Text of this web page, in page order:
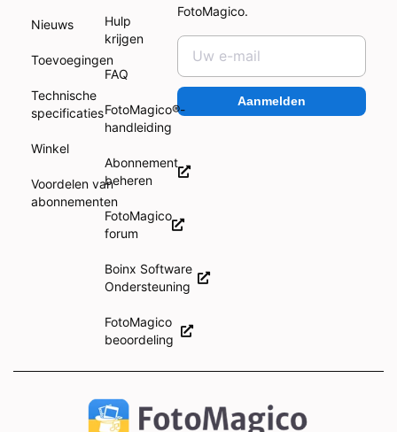
Nieuws
Toevoegingen
Technische
specificaties
Winkel
Voordelen van
abonnementen
Hulp
krijgen
FAQ
FotoMagico®-
handleiding
Abonnement
beheren
FotoMagico
forum
Boinx Software
Ondersteuning
FotoMagico
beoordeling
FotoMagico.
Aanmelden